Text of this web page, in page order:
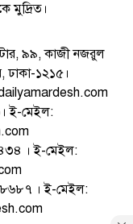
মুদ্রিত।
৯৯, কাজী নজরুল
ঢাকা-১২১৫।
ই-মেইল:
। ই-মেইল:
। ই-মেইল: